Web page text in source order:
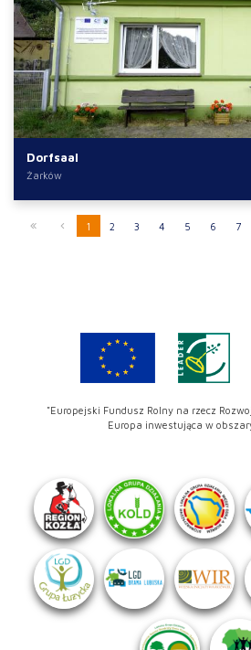
Dorfsaal
Żarków
1 2 3 4 5 6 7
"Europejski Fundusz Rolny na rzecz
Europa inwestująca w